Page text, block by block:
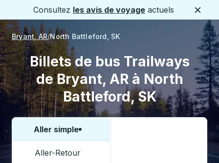
Consultez les avis de voyage actuels
Bryant, AR North Battleford, SK
Billets de bus Trailways
de Bryant, AR à North
Battleford, SK
Choisissez un sens ou un aller-retour:
Aller simple
Aller-Retour